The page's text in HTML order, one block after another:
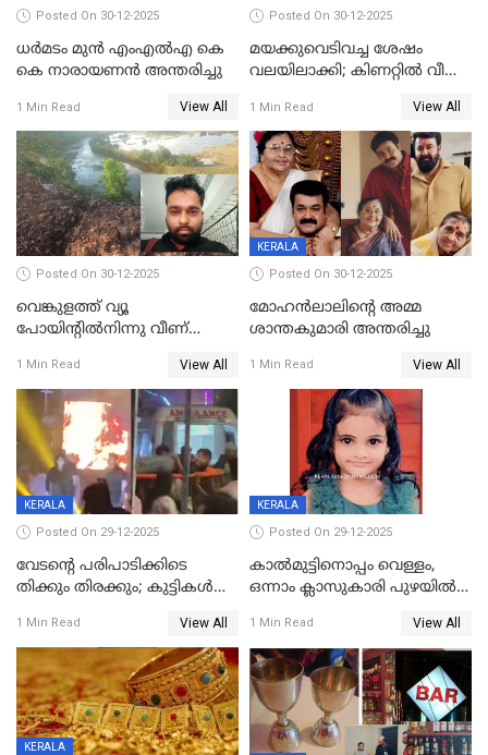
Posted On 30-12-2025
ധർമടം മുൻ എംഎല്‍എ കെ
കെ നാരായണന്‍ അന്തരിച്ചു
1 Min Read View All
Posted On 30-12-2025
മയക്കുവെടിവച്ച ശേഷം
വലയിലാക്കി; കിണറ്റിൽ വീണ
1 Min Read View All
Posted On 30-12-2025
വെങ്കുളത്ത് വ്യൂ
പോയിന്റിൽനിന്നു വീണ്
1 Min Read View All
KERALA
Posted On 30-12-2025
മോഹന്‍ലാലിന്‍റെ അമ്മ
ശാന്തകുമാരി അന്തരിച്ചു
1 Min Read View All
KERALA
Posted On 29-12-2025
വേടന്റെ പരിപാടിക്കിടെ
തിക്കും തിരക്കും; കുട്ടികള്‍
പരിക്ക്; പാളം മറികടന്ന
യുവാവ് ട്രെയിന്‍ തട്ടി മരിച്ചു
1 Min Read View All
KERALA
Posted On 29-12-2025
കാൽമുട്ടിനൊപ്പം വെള്ളം,
ഒന്നാം ക്ലാസുകാരി പുഴയിൽ
കുട്ടികൾക്കൊപ്പം
കളിക്കുന്നതിനിടെ
1 Min Read View All
KERALA